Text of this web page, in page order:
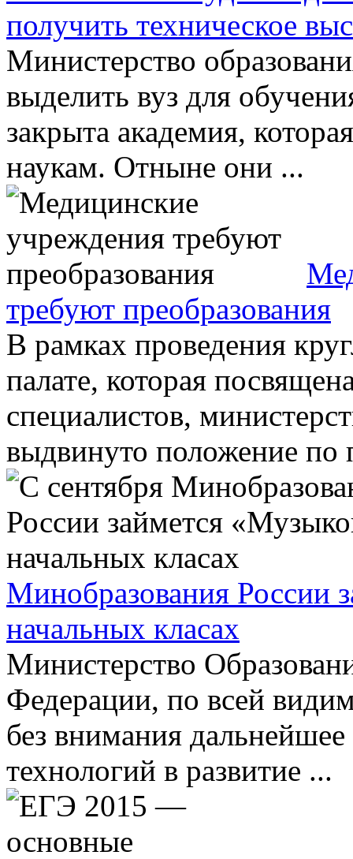
получить техническое
Министерство
выделить вуз для
закрыта академия,
наукам. Отныне они ...
требуют преобразования
В рамках проведения
палате, которая
специалистов,
выдвинуто положение по
Минобразования России
начальных класах
Министерство
Федерации, по всей
без внимания
технологий в развитие ...